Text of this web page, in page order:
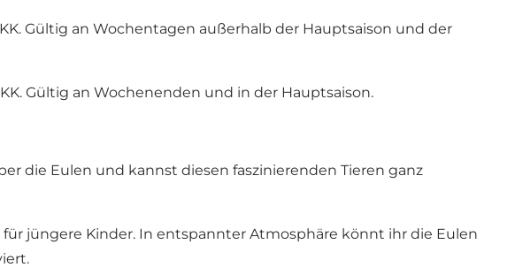
Gültig an Wochentagen außerhalb der Hauptsaison und der
Gültig an Wochenenden und in der Hauptsaison.
die Eulen und kannst diesen faszinierenden Tieren ganz
jüngere Kinder. In entspannter Atmosphäre könnt ihr die Eulen